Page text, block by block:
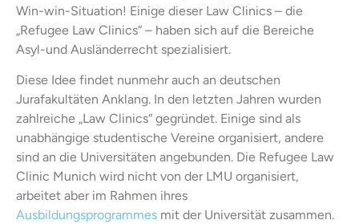
Win-win-Situation! Einige dieser Law Clinics – die
„Refugee Law Clinics“ – haben sich auf die Bereiche
Asyl-und Ausländerrecht spezialisiert.
Diese Idee findet nunmehr auch an deutschen
Jurafakultäten Anklang. In den letzten Jahren wurden
zahlreiche „Law Clinics“ gegründet. Einige sind als
unabhängige studentische Vereine organisiert, andere
sind an die Universitäten angebunden. Die Refugee Law
Clinic Munich wird nicht von der LMU organisiert,
arbeitet aber im Rahmen ihres
Ausbildungsprogrammes mit der Universität zusammen.